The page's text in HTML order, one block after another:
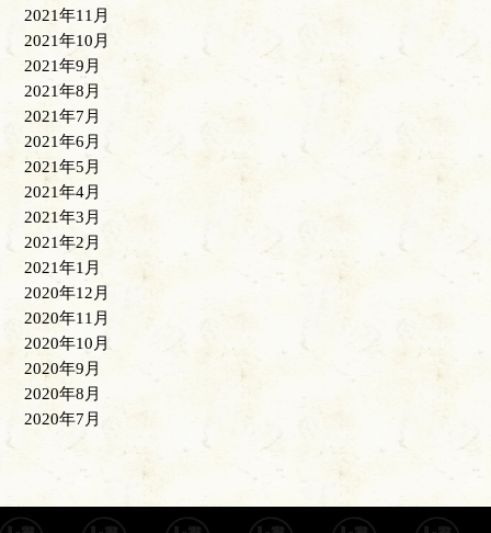
2021年11月
2021年10月
2021年9月
2021年8月
2021年7月
2021年6月
2021年5月
2021年4月
2021年3月
2021年2月
2021年1月
2020年12月
2020年11月
2020年10月
2020年9月
2020年8月
2020年7月